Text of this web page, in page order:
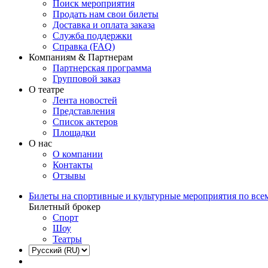
Поиск мероприятия
Продать нам свои билеты
Доставка и оплата заказа
Служба поддержки
Справка (FAQ)
Компаниям & Партнерам
Партнерская программа
Групповой заказ
О театре
Лента новостей
Представления
Список актеров
Площадки
О нас
О компании
Контакты
Отзывы
Билеты на спортивные и культурные мероприятия по
Билетный брокер
Спорт
Шоу
Театры